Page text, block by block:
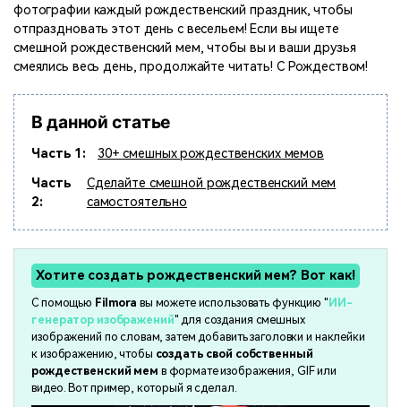
100+ ИИ-промптов для
создания видео
Продвинутое обучение
видеомонтажу от
профессиональных
режиссеров и ютуберов
Темы видео
Самые популярные темы
Спланируйте маркетинговую
кампанию для своих целей
Центр авторов
Вдохновляйтесь нашими
создателями контента
Специальные эффекты
"сделай сам"
Создавайте видеоэффекты
самостоятельно, как
настоящий профессионал
Сообщество
Блог
Компания
Наша миссия, история и
клиенты
Связаться с нами
Мы всегда готовы помочь
Клиенты делятся своими
историями с Filmora
программа
Партнёрство на уровне
корпоративного сектора
Поддержка
Приступая к работе
КУПИТЬ Войти
фотографии каждый рождественский праздник, чтобы
отпраздновать этот день с весельем! Если вы ищете
смешной рождественский мем, чтобы вы и ваши друзья
смеялись весь день, продолжайте читать! С Рождеством!
В данной статье
Часть 1:
30+ смешных рождественских мемов
Часть
2:
Сделайте смешной рождественский мем
самостоятельно
Хотите создать рождественский мем? Вот как!
С помощью Filmora вы можете использовать функцию "ИИ-
генератор изображений" для создания смешных
изображений по словам, затем добавить заголовки и наклейки
к изображению, чтобы создать свой собственный
рождественский мем в формате изображения, GIF или
видео. Вот пример, который я сделал.